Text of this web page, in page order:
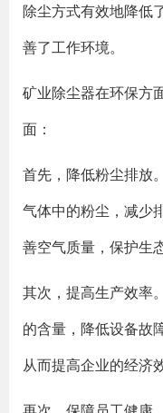
除尘方式有效地降低
善了工作环境。
矿业除尘器在环保方
面：
首先，降低粉尘排放
气体中的粉尘，减少
善空气质量，保护生
其次，提高生产效率
的含量，降低设备故
从而提高企业的经济